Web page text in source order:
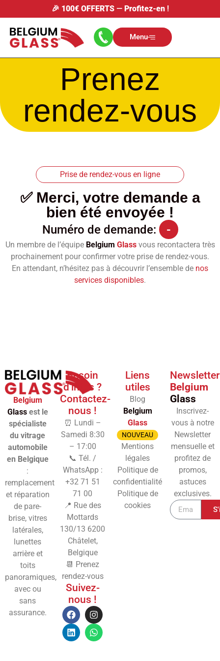
🎉 100€ OFFERTS— Profitez-en!
Menu
Prenez
rendez-vous
Prise de rendez-vous en ligne
✅ Merci, votre demande a
bien été envoyée !
Numéro de demande: -
Un membre de l’équipe Belgium Glassvous recontactera très
prochainement pour confirmer votre prise de rendez-vous.
En attendant, n’hésitez pas à découvrir l’ensemble de nos
services disponibles.
Belgium
Glassest le
spécialiste
du vitrage
automobile
en Belgique
:
remplacement
et réparation
de pare-
brise, vitres
latérales,
lunettes
arrière et
toits
panoramiques,
avec ou
sans
assurance.
Besoin
d'infos ?
Contactez-
nous !
⏰ Lundi –
Samedi 8:30
– 17:00
📞 Tél. /
WhatsApp :
+32 71 51
71 00
📍 Rue des
Mottards
130/13 6200
Châtelet,
Belgique
📆 Prenez
rendez-vous
Suivez-
nous !
Liens
utiles
Blog
Belgium
Glass
NOUVEAU
Mentions
légales
Politique de
confidentialité
Politique de
cookies
Newsletter
Belgium
Glass
Inscrivez-
vous à notre
Newsletter
mensuelle et
profitez de
promos,
astuces
exclusives.